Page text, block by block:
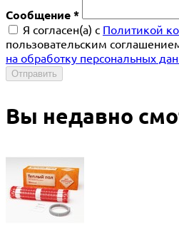
Сообщение *
Я согласен(a) с Политикой
пользовательским
на обработку персональных
Отправить
Вы недавно